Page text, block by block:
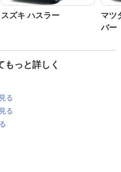
スズキ ハスラー
マツ
バー
もっと詳しく
る
る